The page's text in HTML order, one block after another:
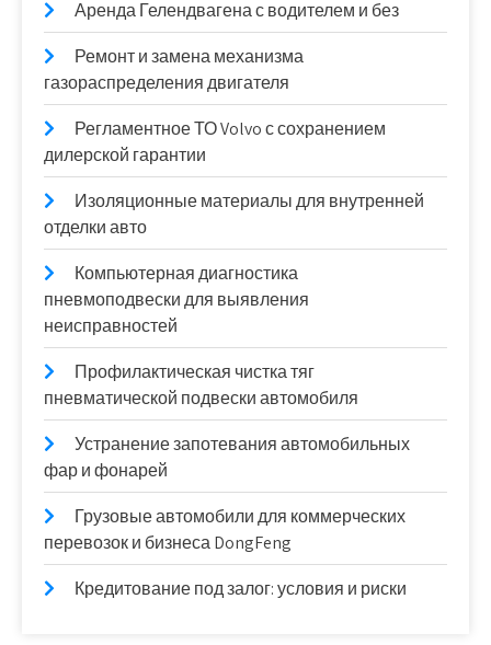
Аренда Гелендвагена с водителем и без
Ремонт и замена механизма
газораспределения двигателя
Регламентное ТО Volvo с сохранением
дилерской гарантии
Изоляционные материалы для внутренней
отделки авто
Компьютерная диагностика
пневмоподвески для выявления
неисправностей
Профилактическая чистка тяг
пневматической подвески автомобиля
Устранение запотевания автомобильных
фар и фонарей
Грузовые автомобили для коммерческих
перевозок и бизнеса DongFeng
Кредитование под залог: условия и риски